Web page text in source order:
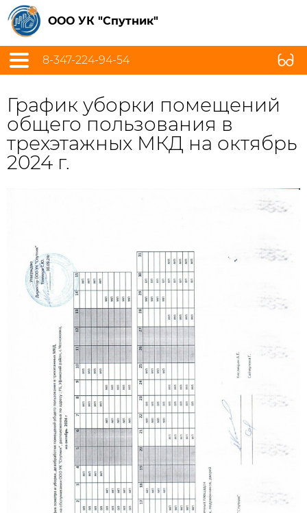
ООО УК "Спутник"
8-347-224-94-54
График уборки помещений
общего пользования в
трехэтажных МКД на октябрь
2024 г.